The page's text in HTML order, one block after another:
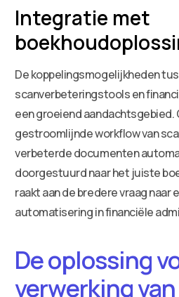
Integratie met
De koppelingsmogelijkheden
scanverbeteringstools en
een groeiend aandachtsgebied.
gestroomlijnde workflow van
verbeterde documenten
doorgestuurd naar het juiste
raakt aan de bredere vraag naar
automatisering in financiële
De oplossing
verwerking